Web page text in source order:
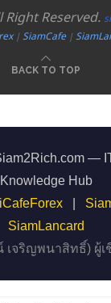
Right Reserved.
|SiamCafe|
BACK TO TOP
—
Knowledge Hub
iCafeForex
SiamLancard
จริญพนาสิทธิ์) ผู้เ